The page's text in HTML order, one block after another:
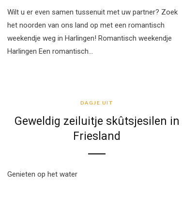
Wilt u er even samen tussenuit met uw partner? Zoek
het noorden van ons land op met een romantisch
weekendje weg in Harlingen! Romantisch weekendje
Harlingen Een romantisch…
DAGJE UIT
Geweldig zeiluitje skûtsjesilen in
Friesland
Genieten op het water